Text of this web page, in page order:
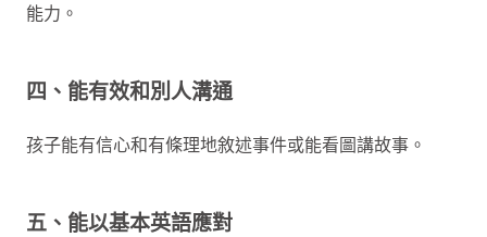
能力。
四、能有效和別人溝通
孩子能有信心和有條理地敘述事件或能看圖講故事。
五、能以基本英語應對